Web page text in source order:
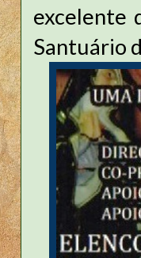
excelente
Santuário